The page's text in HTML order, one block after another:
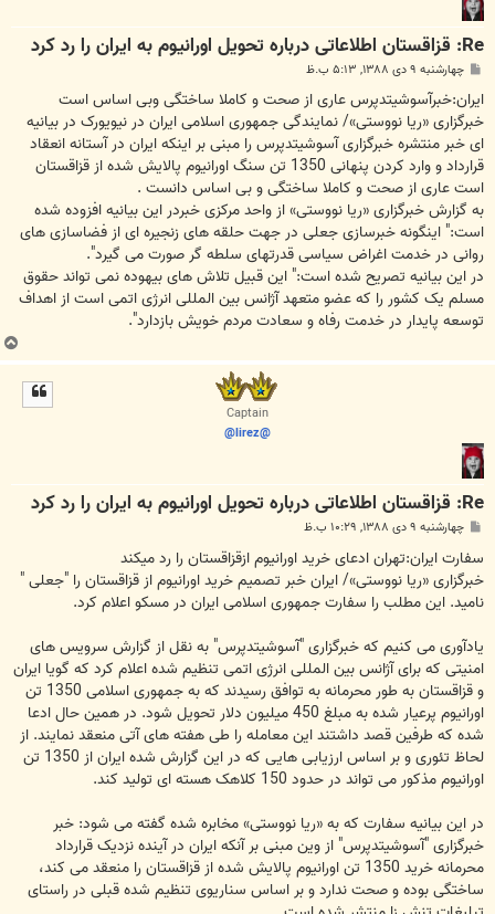
Re: قزاقستان اطلاعاتی درباره تحویل اورانیوم به ایران را رد کرد
س
ت
چهارشنبه ۹ دی ۱۳۸۸, ۵:۱۳ ب.ظ
ایران:خبرآسوشیتدپرس عاری از صحت و کاملا ساختگی وبی اساس است
خبرگزاری «ریا نووستی»/ نمایندگی جمهوری اسلامی ایران در نیویورک در بیانیه
ای خبر منتشره خبرگزاری آسوشیتدپرس را مبنی بر اینکه ایران در آستانه انعقاد
قرارداد و وارد کردن پنهانی 1350 تن سنگ اورانیوم پالایش شده از قزاقستان
است عاری از صحت و کاملا ساختگی و بی اساس دانست .
به گزارش خبرگزاری «ریا نووستی» از واحد مرکزی خبردر این بیانیه افزوده شده
است:" اینگونه خبرسازی جعلی در جهت حلقه های زنجیره ای از فضاسازی های
روانی در خدمت اغراض سیاسی قدرتهای سلطه گر صورت می گیرد".
در این بیانیه تصریح شده است:" این قبیل تلاش های بیهوده نمی تواند حقوق
مسلم یک کشور را که عضو متعهد آژانس بین المللی انرژی اتمی است از اهداف
توسعه پایدار در خدمت رفاه و سعادت مردم خویش بازدارد".
Captain
@lirez@
Re: قزاقستان اطلاعاتی درباره تحویل اورانیوم به ایران را رد کرد
س
ت
چهارشنبه ۹ دی ۱۳۸۸, ۱۰:۲۹ ب.ظ
سفارت ایران:تهران ادعای خرید اورانیوم ازقزاقستان را رد میکند
خبرگزاری «ریا نووستی»/ ایران خبر تصمیم خرید اورانیوم از قزاقستان را "جعلی "
نامید. این مطلب را سفارت جمهوری اسلامی ایران در مسکو اعلام کرد.
یادآوری می کنیم که خبرگزاری "آسوشیتدپرس" به نقل از گزارش سرویس های
امنیتی که برای آژانس بین المللی انرژی اتمی تنظیم شده اعلام کرد که گویا ایران
و قزاقستان به طور محرمانه به توافق رسیدند که به جمهوری اسلامی 1350 تن
اورانیوم پرعیار شده به مبلغ 450 میلیون دلار تحویل شود. در همین حال ادعا
شده که طرفین قصد داشتند این معامله را طی هفته های آتی منعقد نمایند. از
لحاظ تئوری و بر اساس ارزیابی هایی که در این گزارش شده ایران از 1350 تن
اورانیوم مذکور می تواند در حدود 150 کلاهک هسته ای تولید کند.
در این بیانیه سفارت که به «ریا نووستی» مخابره شده گفته می شود: خبر
خبرگزاری "آسوشیتدپرس" از وین مبنی بر آنکه ایران در آینده نزدیک قرارداد
محرمانه خرید 1350 تن اورانیوم پالایش شده از قزاقستان را منعقد می کند،
ساختگی بوده و صحت ندارد و بر اساس سناریوی تنظیم شده قبلی در راستای